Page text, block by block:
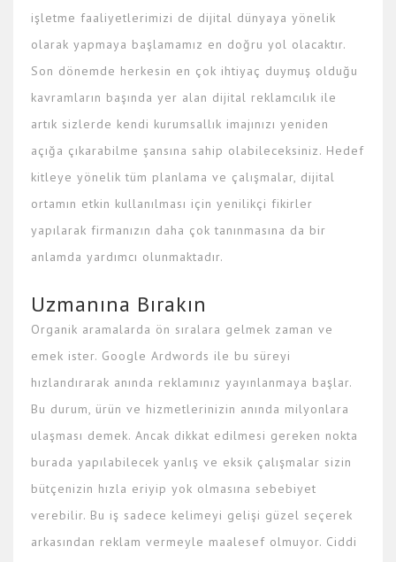
işletme faaliyetlerimizi de dijital dünyaya yönelik
olarak yapmaya başlamamız en doğru yol olacaktır.
Son dönemde herkesin en çok ihtiyaç duymuş olduğu
kavramların başında yer alan dijital reklamcılık ile
artık sizlerde kendi kurumsallık imajınızı yeniden
açığa çıkarabilme şansına sahip olabileceksiniz. Hedef
kitleye yönelik tüm planlama ve çalışmalar, dijital
ortamın etkin kullanılması için yenilikçi fikirler
yapılarak firmanızın daha çok tanınmasına da bir
anlamda yardımcı olunmaktadır.
Uzmanına Bırakın
Organik aramalarda ön sıralara gelmek zaman ve
emek ister. Google Ardwords ile bu süreyi
hızlandırarak anında reklamınız yayınlanmaya başlar.
Bu durum, ürün ve hizmetlerinizin anında milyonlara
ulaşması demek. Ancak dikkat edilmesi gereken nokta
burada yapılabilecek yanlış ve eksik çalışmalar sizin
bütçenizin hızla eriyip yok olmasına sebebiyet
verebilir. Bu iş sadece kelimeyi gelişi güzel seçerek
arkasından reklam vermeyle maalesef olmuyor. Ciddi